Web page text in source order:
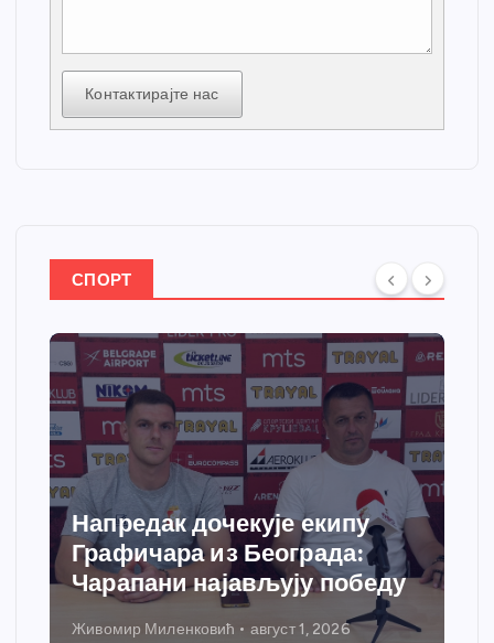
Контактирајте нас
СПОРТ
Спортски центар “Ћићевац”
добија савремени систем
грејања
Никола Петровић јул 31, 2026